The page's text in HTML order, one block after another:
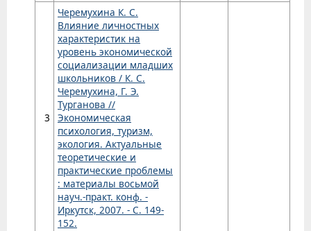
3
Черемухина К. С.
Влияние личностных
характеристик на
уровень экономической
социализации младших
школьников / К. С.
Черемухина, Г. Э.
Турганова //
Экономическая
психология, туризм,
экология. Актуальные
теоретические и
практические проблемы
: материалы восьмой
науч.-практ. конф. -
Иркутск, 2007. - С. 149-
152.